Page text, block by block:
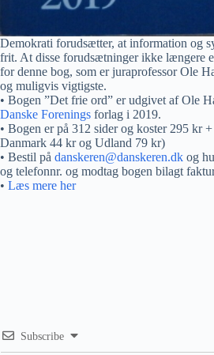
Demokrati forudsætter, at information og
frit. At disse forudsætninger ikke længere
for denne bog, som er juraprofessor Ole
og muligvis vigtigste.
• Bogen ”Det frie ord” er udgivet af Ole
Danske Forenings forlag i 2019.
• Bogen er på 312 sider og koster 295 kr
Danmark 44 kr og Udland 79 kr)
• Bestil på danskeren@danskeren.dk og
og telefonnr. og modtag bogen bilagt
• Læs mere her
Subscribe